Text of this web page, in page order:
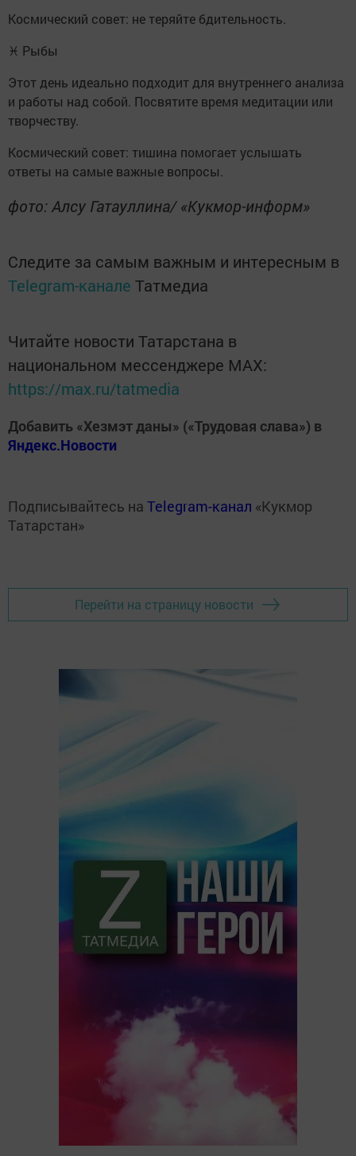
Космический совет: не теряйте бдительность.
♓ Рыбы
Этот день идеально подходит для внутреннего анализа
и работы над собой. Посвятите время медитации или
творчеству.
Космический совет: тишина помогает услышать
ответы на самые важные вопросы.
фото: Алсу Гатауллина/ «Кукмор-информ»
Следите за самым важным и интересным в
Telegram-канале Татмедиа
Читайте новости Татарстана в
национальном мессенджере MАХ:
https://max.ru/tatmedia
Добавить «Хезмэт даны» («Трудовая слава») в
Яндекс.Новости
Подписывайтесь на Telegram-канал «Кукмор
Татарстан»
Перейти на страницу новости